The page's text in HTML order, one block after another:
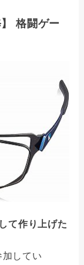
格闘ゲー
て作り上げた
してい